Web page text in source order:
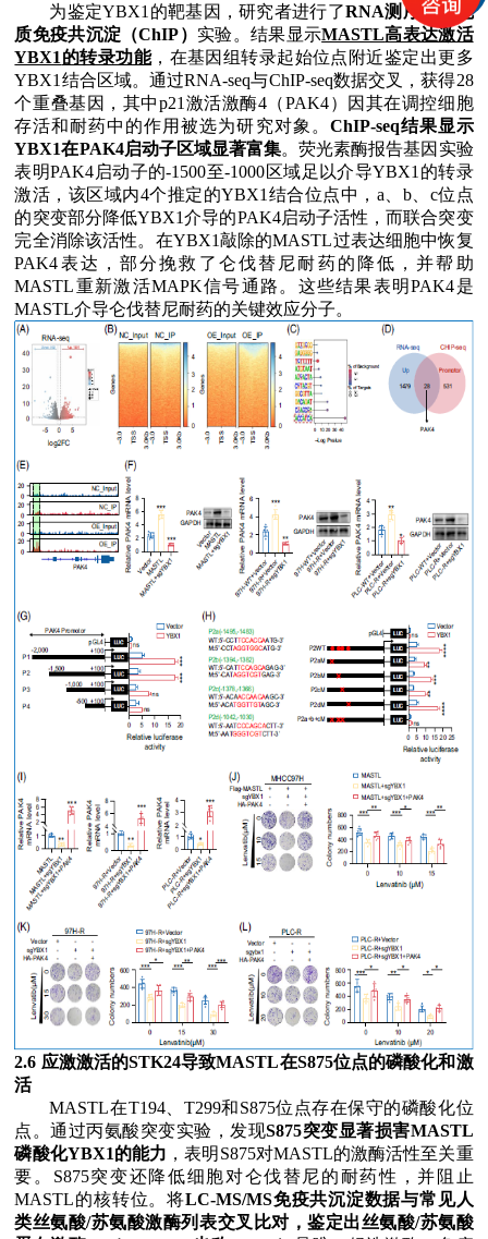
为鉴定YBX1 的靶基因，研究者进行了RNA测序和染色
质免疫共沉淀（ChIP） 实验。结果显示MASTL高表达激活
YBX1 的转录功能，在基因组转录起始位点附近鉴定出更多
YBX1 结合区域。通过RNA-seq与ChIP-seq数据交叉，获得28
个重叠基因，其中p21 激活激酶4（PAK4）因其在调控细胞
存活和耐药中的作用被选为研究对象。 ChIP-seq结果显示
YBX1在PAK4启动子区域显著富集。荧光素酶报告基因实验
表明PAK4 启动子的-1500至-1000区域足以介导YBX1 的转录
激活，该区域内4个推定的YBX1 结合位点中， a b、 c位点
的突变部分降低YBX1介导的PAK4启动子活性，而联合突变
完全消除该活性。在YBX1敲除的MASTL过表达细胞中恢复
PAK4表达，部分挽救了仑伐替尼耐药的降低，并帮助
MASTL重新激活MAPK信号通路。这些结果表明PAK4是
MASTL介导仑伐替尼耐药的关键效应分子。
2.6 应激激活的STK24导致MASTL在S875位点的磷酸化和激
活
MASTL在T194、 T299和S875位点存在保守的磷酸化位
点。通过丙氨酸突变实验，发现S875突变显著损害MASTL
磷酸化YBX1的能力 ，表明 S875对MASTL的激酶活性至关重
要。 S875突变还降低细胞对仑伐替尼的耐药性，并阻止
MASTL的核转位。将LC-MS/MS免疫共沉淀数据与常见人
类丝氨酸/苏氨酸激酶列表交叉比对，鉴定出丝氨酸/苏氨酸